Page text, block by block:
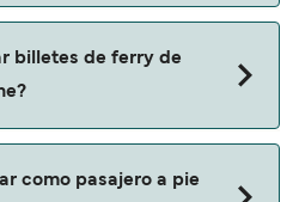
de reserva.
billetes de ferry de
de ferry online.
como pasajero a pie